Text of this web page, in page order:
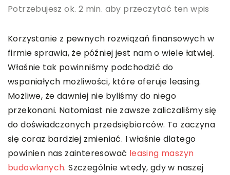
Potrzebujesz ok. 2 min. aby przeczytać ten wpis
Korzystanie z pewnych rozwiązań finansowych w
firmie sprawia, że później jest nam o wiele łatwiej.
Właśnie tak powinniśmy podchodzić do
wspaniałych możliwości, które oferuje leasing.
Możliwe, że dawniej nie byliśmy do niego
przekonani. Natomiast nie zawsze zaliczaliśmy się
do doświadczonych przedsiębiorców. To zaczyna
się coraz bardziej zmieniać. I właśnie dlatego
powinien nas zainteresować leasing maszyn
budowlanych. Szczególnie wtedy, gdy w naszej